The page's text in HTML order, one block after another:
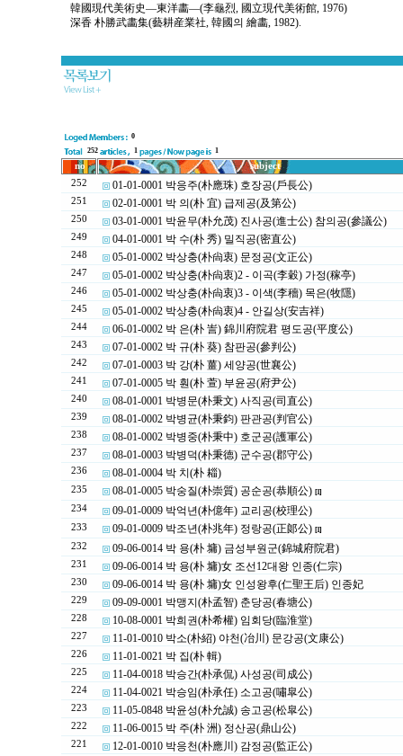
韓國現代美術史―東洋畵―(李龜烈, 國立現代美術館, 1976)
深香 朴勝武畵集(藝耕産業社, 韓國의 繪畵, 1982).
0
252
1 1
no
subject
252
01-01-0001 박응주(朴應珠) 호장공(戶長公)
251 02-01-0001 박 의(朴 宜) 급제공(及第公)
250 03-01-0001 박윤무(朴允茂) 진사공(進士公) 참의공(參議公)
249 04-01-0001 박 수(朴 秀) 밀직공(密直公)
248 05-01-0002 박상충(朴尙衷) 문정공(文正公)
247 05-01-0002 박상충(朴尙衷)2 - 이곡(李穀) 가정(稼亭)
246 05-01-0002 박상충(朴尙衷)3 - 이색(李穡) 목은(牧隱)
245 05-01-0002 박상충(朴尙衷)4 - 안길상(安吉祥)
244 06-01-0002 박 은(朴 訔) 錦川府院君 평도공(平度公)
243 07-01-0002 박 규(朴 葵) 참판공(參判公)
242 07-01-0003 박 강(朴 薑) 세양공(世襄公)
241 07-01-0005 박 훤(朴 萱) 부윤공(府尹公)
240 08-01-0001 박병문(朴秉文) 사직공(司直公)
239 08-01-0002 박병균(朴秉鈞) 판관공(判官公)
238 08-01-0002 박병중(朴秉中) 호군공(護軍公)
237 08-01-0003 박병덕(朴秉德) 군수공(郡守公)
236 08-01-0004 박 치(朴 䎩)
235 08-01-0005 박숭질(朴崇質) 공순공(恭順公) [1]
234 09-01-0009 박억년(朴億年) 교리공(校理公)
233 09-01-0009 박조년(朴兆年) 정랑공(正郞公) [1]
232 09-06-0014 박 용(朴 墉) 금성부원군(錦城府院君)
231 09-06-0014 박 용(朴 墉)女 조선12대왕 인종(仁宗)
230 09-06-0014 박 용(朴 墉)女 인성왕후(仁聖王后) 인종妃
229 09-09-0001 박맹지(朴孟智) 춘당공(春塘公)
228 10-08-0001 박희권(朴希權) 임회당(臨淮堂)
227 11-01-0010 박소(朴紹) 야천(冶川) 문강공(文康公)
226 11-01-0021 박 집(朴 輯)
225 11-04-0018 박승간(朴承侃) 사성공(司成公)
224 11-04-0021 박승임(朴承任) 소고공(嘯皐公)
223 11-05-0848 박윤성(朴允誠) 송고공(松皐公)
222 11-06-0015 박 주(朴 洲) 정산공(鼎山公)
221 12-01-0010 박응천(朴應川) 감정공(監正公)